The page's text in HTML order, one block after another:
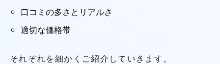
口コミの多さとリアルさ
適切な価格帯
それぞれを細かくご紹介していきます。